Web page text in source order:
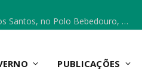
Escola Municipal Vicentina Vieira dos Santos, no Polo Bebedouro, recebeu materiais para a implantação do Cantinho da Leitura e da Sala Multidisciplinar.
PUBLICAÇÕES